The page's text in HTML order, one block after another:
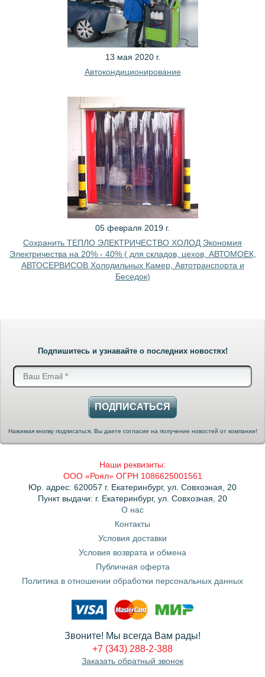
13 мая 2020 г.
Автокондиционирование
05 февраля 2019 г.
Сохранить ТЕПЛО ЭЛЕКТРИЧЕСТВО ХОЛОД Экономия
Электричества на 20% - 40% ( для складов, цехов, АВТОМОЕК,
АВТОСЕРВИСОВ Холодильных Камер, Автотранспорта и
Беседок)
Подпишитесь и узнавайте о последних новостях!
ПОДПИСАТЬСЯ
Нажимая кнопку подписаться, Вы даете согласие на получение новостей от компании!
Наши реквизиты:
ООО «Роял» ОГРН 1086625001561
Юр. адрес: 620057 г. Екатеринбург, ул. Совхозная, 20
Пункт выдачи: г. Екатеринбург, ул. Совхозная, 20
О нас
Контакты
Условия доставки
Условия возврата и обмена
Публичная оферта
Политика в отношении обработки персональных данных
Звоните! Мы всегда Вам рады!
+7 (343) 288-2-388
Заказать обратный звонок